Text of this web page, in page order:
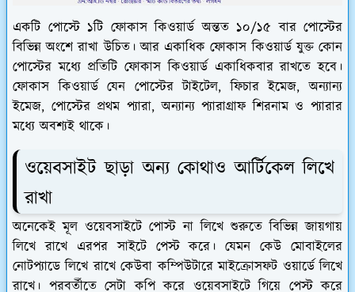
একটি পোস্টে ১টি ফোকাস কিওয়ার্ড অন্তত ১০/১৫ বার পোস্টের
বিভিন্ন অংশে রাখা উচিত। আর একাধিক ফোকাস কিওয়ার্ড যুক্ত কোন
পোস্টের মধ্যে প্রতিটি ফোকাস কিওয়ার্ড একাধিকবার রাখতে হবে।
ফোকাস কিওয়ার্ড যেন পোস্টের টাইটেল, ফিচার ইমেজ, অন্যান্য
ইমেজ, পোস্টের প্রথম প্যারা, অন্যান্য প্যারাগ্রাফ শিরনাম ও প্যারার
মধ্যে অবশ্যই থাকে।
ওয়েবসাইট ছাড়া অন্য কোথাও আর্টিকেল লিখে
রাখা
অনেকেই মূল ওয়েবসাইটে পোস্ট না লিখে শুরুতে বিভিন্ন জায়গায়
লিখে রাখে এরপর সাইটে পেস্ট করে। যেমন কেউ মোবাইলের
নোটপ্যাডে লিখে রাখে কেউবা কম্পিউটারে মাইক্রোসফট ওয়ার্ডে লিখে
রাখে। পরবর্তীতে সেটা কপি করে ওয়েবসাইটে গিয়ে পেস্ট করে